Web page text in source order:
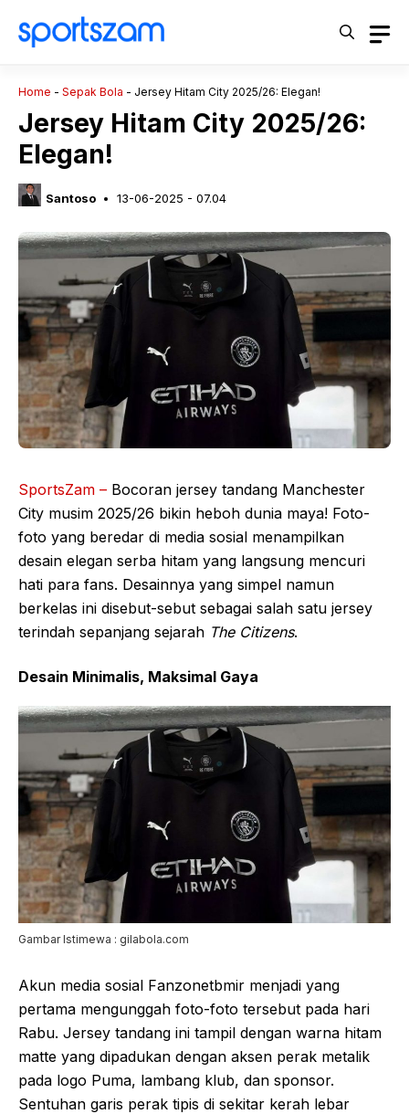
Home - Sepak Bola - Jersey Hitam City 2025/26: Elegan!
Jersey Hitam City 2025/26:
Elegan!
Santoso 13-06-2025 - 07.04
SportsZam – Bocoran jersey tandang Manchester
City musim 2025/26 bikin heboh dunia maya! Foto-
foto yang beredar di media sosial menampilkan
desain elegan serba hitam yang langsung mencuri
hati para fans. Desainnya yang simpel namun
berkelas ini disebut-sebut sebagai salah satu jersey
terindah sepanjang sejarah The Citizens.
Desain Minimalis, Maksimal Gaya
Gambar Istimewa : gilabola.com
Akun media sosial Fanzonetbmir menjadi yang
pertama mengunggah foto-foto tersebut pada hari
Rabu. Jersey tandang ini tampil dengan warna hitam
matte yang dipadukan dengan aksen perak metalik
pada logo Puma, lambang klub, dan sponsor.
Sentuhan garis perak tipis di sekitar kerah lebar